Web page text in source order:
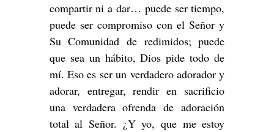
compartir ni a dar… puede ser tiempo,
puede ser compromiso con el Señor y
Su Comunidad de redimidos; puede
que sea un hábito, Dios pide todo de
mí. Eso es ser un verdadero adorador y
adorar, entregar, rendir en sacrificio
una verdadera ofrenda de adoración
total al Señor. ¿Y yo, que me estoy